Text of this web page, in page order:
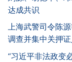
达成共识
上海武警司令陈
调查并集中关押
“习近平非法政变